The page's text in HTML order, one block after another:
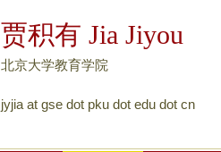
贾积有 Jia Jiyou
北京大学教育学院
jyjia at gse dot pku dot edu dot cn